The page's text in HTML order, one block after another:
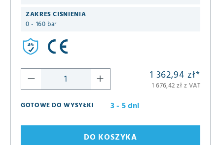
ZAKRES CIŚNIENIA
0 - 160 bar
1 362,94 zł*
1 676,42 zł z VAT
GOTOWE DO WYSYŁKI
3 - 5 dni
DO KOSZYKA